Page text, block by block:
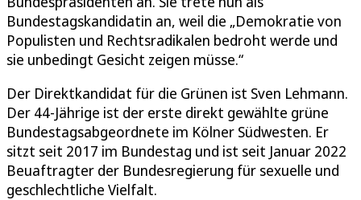
Bundestagskandidatin an, weil die „Demokratie von
Populisten und Rechtsradikalen bedroht werde und
sie unbedingt Gesicht zeigen müsse.“
Der Direktkandidat für die Grünen ist Sven Lehmann.
Der 44-Jährige ist der erste direkt gewählte grüne
Bundestagsabgeordnete im Kölner Südwesten. Er
sitzt seit 2017 im Bundestag und ist seit Januar 2022
Beuaftragter der Bundesregierung für sexuelle und
geschlechtliche Vielfalt.